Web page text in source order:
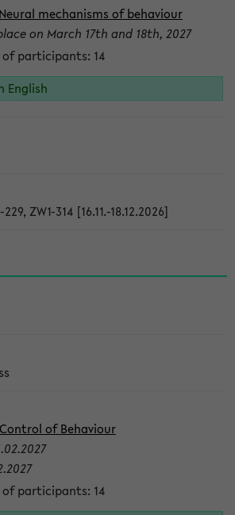
mechanisms of behaviour
on March 17th and 18th, 2027
participants: 14
English
ZW1-314 [16.11.-18.12.2026]
of Behaviour
participants: 14